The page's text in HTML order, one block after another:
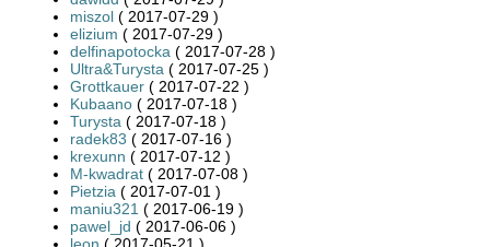
miszol ( 2017-07-29 )
elizium ( 2017-07-29 )
delfinapotocka ( 2017-07-28 )
Ultra&Turysta ( 2017-07-25 )
Grottkauer ( 2017-07-22 )
Kubaano ( 2017-07-18 )
Turysta ( 2017-07-18 )
radek83 ( 2017-07-16 )
krexunn ( 2017-07-12 )
M-kwadrat ( 2017-07-08 )
Pietzia ( 2017-07-01 )
maniu321 ( 2017-06-19 )
pawel_jd ( 2017-06-06 )
leon ( 2017-05-21 )